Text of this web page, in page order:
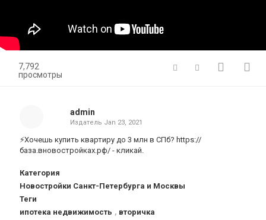
7,792
просмотры
admin
Издатель Jan 23, 2021
⚡Хочешь купить квартиру до 3 млн в СПб? https://
база.вновостройках.рф/ - кликай.
Категория
Новостройки Санкт-Петербурга и Москвы
Теги
ипотека недвижимость , вторичка